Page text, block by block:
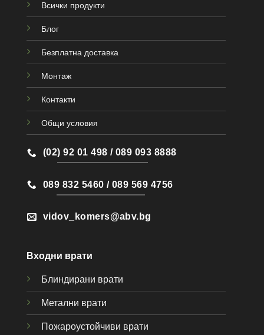
Всички продукти
Блог
Безплатна доставка
Монтаж
Контакти
Общи условия
(02) 92 01 498 / 089 093 8888
089 832 5460 / 089 569 4756
vidov_komers@abv.bg
Входни врати
Блиндирани врати
Метални врати
Пожароустойчиви врати